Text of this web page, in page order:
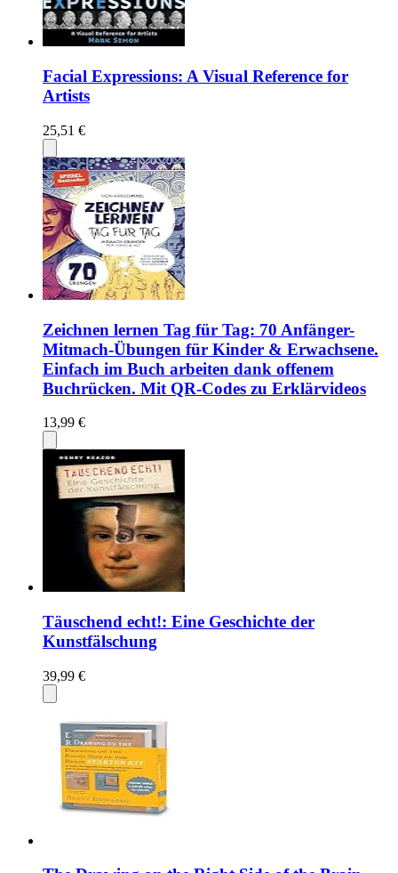
Facial Expressions: A Visual Reference for
Artists
25,51 €
Zeichnen lernen Tag für Tag: 70 Anfänger-
Mitmach-Übungen für Kinder & Erwachsene.
Einfach im Buch arbeiten dank offenem
Buchrücken. Mit QR-Codes zu Erklärvideos
13,99 €
Täuschend echt!: Eine Geschichte der
Kunstfälschung
39,99 €